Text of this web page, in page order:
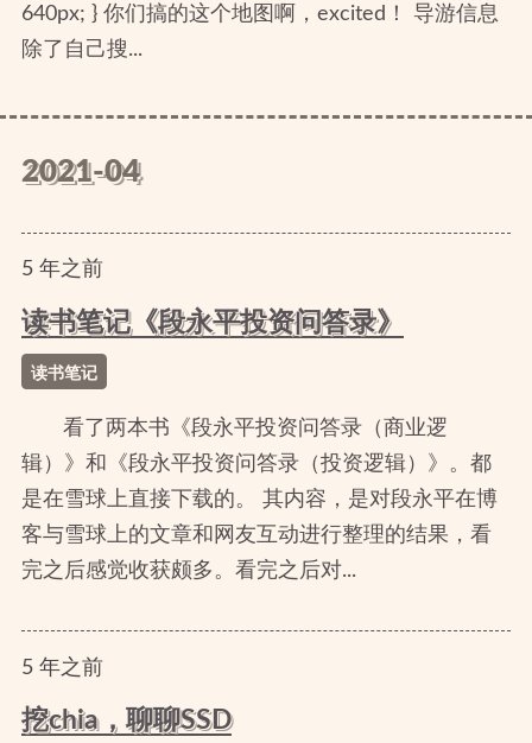
640px; } 你们搞的这个地图啊，excited！ 导游信息
除了自己搜...
2021-04
5年之前
读书笔记《段永平投资问答录》
读书笔记
看了两本书《段永平投资问答录（商业逻
辑）》和《段永平投资问答录（投资逻辑）》。都
是在雪球上直接下载的。 其内容，是对段永平在博
客与雪球上的文章和网友互动进行整理的结果，看
完之后感觉收获颇多。看完之后对...
5年之前
挖chia，聊聊SSD